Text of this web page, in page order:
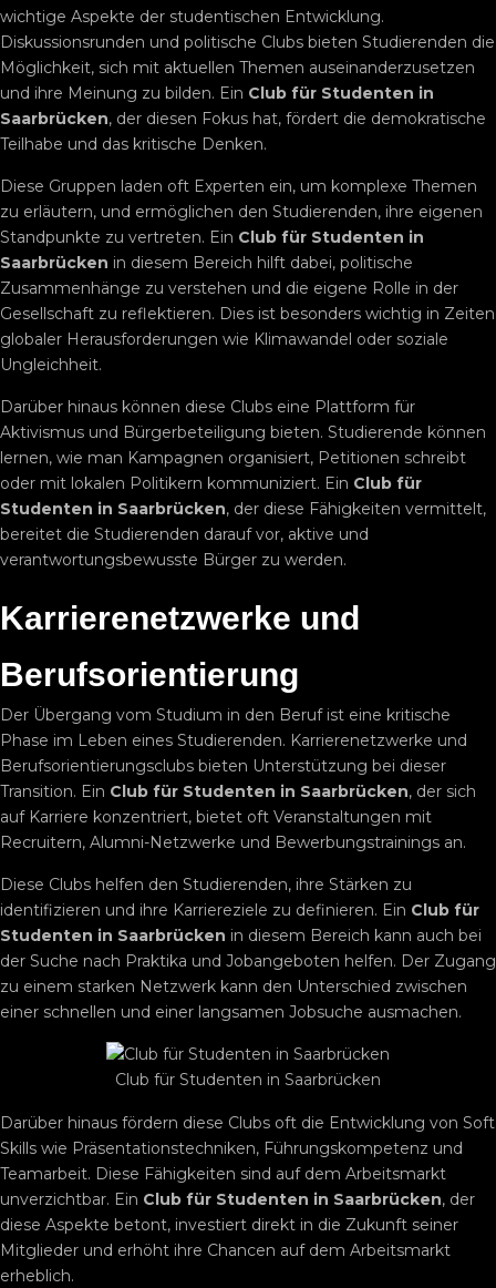
wichtige Aspekte der studentischen Entwicklung.
Diskussionsrunden und politische Clubs bieten Studierenden die
Möglichkeit, sich mit aktuellen Themen auseinanderzusetzen
und ihre Meinung zu bilden. Ein Club für Studenten in
Saarbrücken, der diesen Fokus hat, fördert die demokratische
Teilhabe und das kritische Denken.
Diese Gruppen laden oft Experten ein, um komplexe Themen
zu erläutern, und ermöglichen den Studierenden, ihre eigenen
Standpunkte zu vertreten. Ein Club für Studenten in
Saarbrücken in diesem Bereich hilft dabei, politische
Zusammenhänge zu verstehen und die eigene Rolle in der
Gesellschaft zu reflektieren. Dies ist besonders wichtig in Zeiten
globaler Herausforderungen wie Klimawandel oder soziale
Ungleichheit.
Darüber hinaus können diese Clubs eine Plattform für
Aktivismus und Bürgerbeteiligung bieten. Studierende können
lernen, wie man Kampagnen organisiert, Petitionen schreibt
oder mit lokalen Politikern kommuniziert. Ein Club für
Studenten in Saarbrücken, der diese Fähigkeiten vermittelt,
bereitet die Studierenden darauf vor, aktive und
verantwortungsbewusste Bürger zu werden.
Karrierenetzwerke und
Berufsorientierung
Der Übergang vom Studium in den Beruf ist eine kritische
Phase im Leben eines Studierenden. Karrierenetzwerke und
Berufsorientierungsclubs bieten Unterstützung bei dieser
Transition. Ein Club für Studenten in Saarbrücken, der sich
auf Karriere konzentriert, bietet oft Veranstaltungen mit
Recruitern, Alumni-Netzwerke und Bewerbungstrainings an.
Diese Clubs helfen den Studierenden, ihre Stärken zu
identifizieren und ihre Karriereziele zu definieren. Ein Club für
Studenten in Saarbrücken in diesem Bereich kann auch bei
der Suche nach Praktika und Jobangeboten helfen. Der Zugang
zu einem starken Netzwerk kann den Unterschied zwischen
einer schnellen und einer langsamen Jobsuche ausmachen.
Club für Studenten in Saarbrücken
Darüber hinaus fördern diese Clubs oft die Entwicklung von Soft
Skills wie Präsentationstechniken, Führungskompetenz und
Teamarbeit. Diese Fähigkeiten sind auf dem Arbeitsmarkt
unverzichtbar. Ein Club für Studenten in Saarbrücken, der
diese Aspekte betont, investiert direkt in die Zukunft seiner
Mitglieder und erhöht ihre Chancen auf dem Arbeitsmarkt
erheblich.